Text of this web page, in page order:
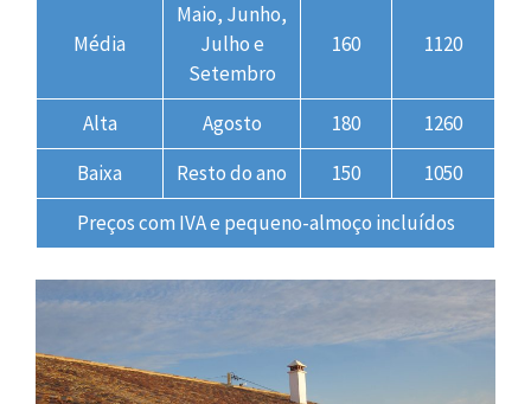
Média
Maio, Junho,
Julho e
Setembro
160 1120
Alta Agosto 180
1260
Baixa
Resto do ano 150
1050
Preços com IVA e pequeno-almoço incluídos